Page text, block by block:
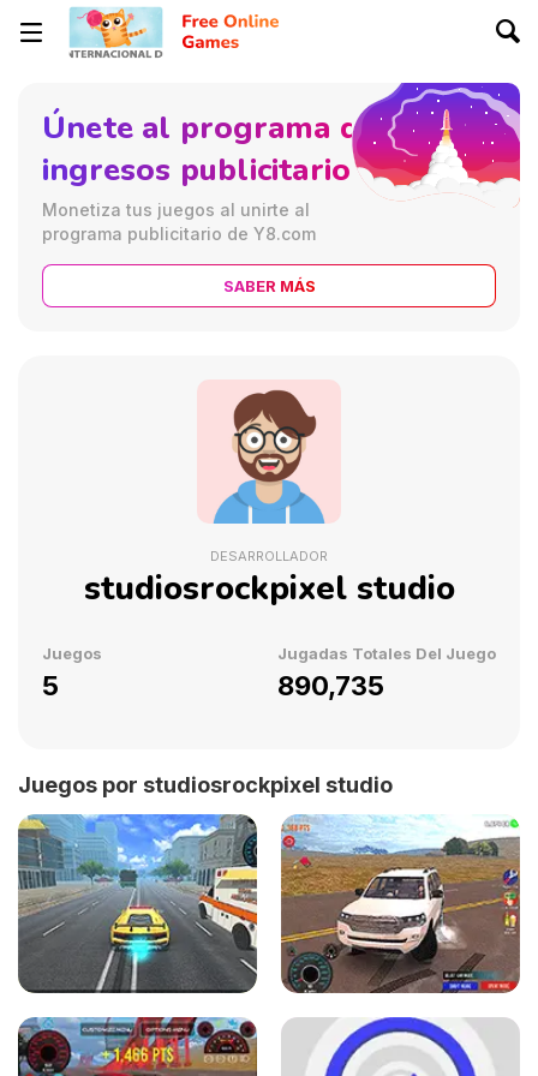
DESARROLLADOR
studiosrockpixel studio
Juegos
5
Jugadas Totales Del Juego
890,735
Únete al programa de
ingresos publicitarios
Monetiza tus juegos al unirte al
programa publicitario de Y8.com
SABER MÁS
Juegos por studiosrockpixel studio